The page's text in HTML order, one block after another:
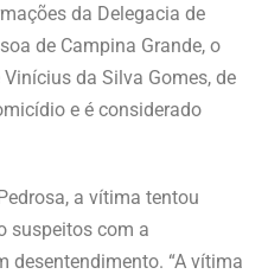
da Delegacia de
de Campina Grande, o
da Silva Gomes, de
e é considerado
a vítima tentou
suspeitos com a
desentendimento. “A vítima